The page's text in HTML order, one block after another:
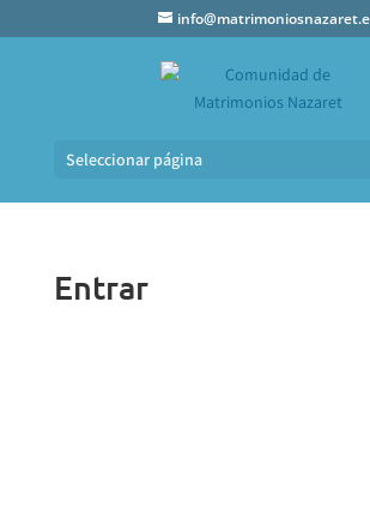
Seleccionar página
Entrar